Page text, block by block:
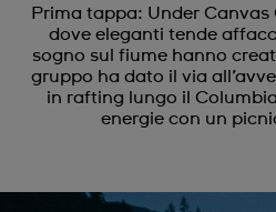
Prima tappa: Under Canvas
dove eleganti tende
sogno sul fiume hanno
gruppo ha dato il via
in rafting lungo il
energie con un